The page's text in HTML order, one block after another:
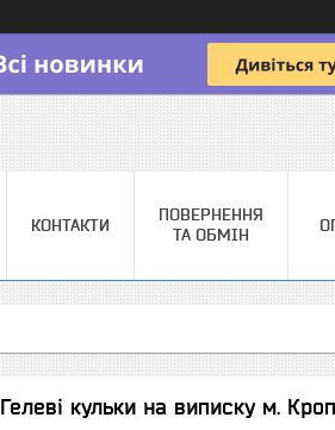
КОНТАКТИ
ПОВЕРНЕННЯ
ТА ОБМІН
Гелеві кульки на виписку м.